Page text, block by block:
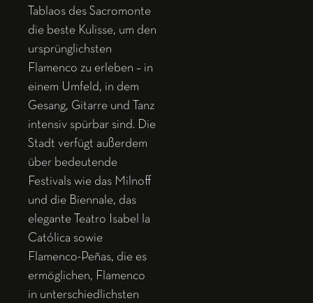
Tablaos des Sacromonte
die beste Kulisse, um den
ursprünglichsten
Flamenco zu erleben – in
einem Umfeld, in dem
Gesang, Gitarre und Tanz
intensiv spürbar sind. Die
Stadt verfügt außerdem
über bedeutende
Festivals wie das Milnoff
und die Biennale, das
elegante Teatro Isabel la
Católica sowie
Flamenco-Peñas, die es
ermöglichen, Flamenco
in unterschiedlichsten